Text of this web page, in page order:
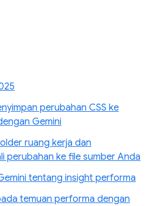
perubahan CSS ke
Gemini
ruang kerja dan
perubahan ke file sumber Anda
tentang insight performa
temuan performa dengan